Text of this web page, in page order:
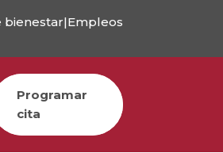
bienestar|Empleos
Programar
cita